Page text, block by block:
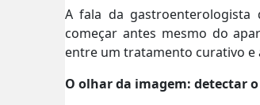
A fala da gastroenterologista
começar antes mesmo do
entre um tratamento curativo e
O olhar da imagem: detectar